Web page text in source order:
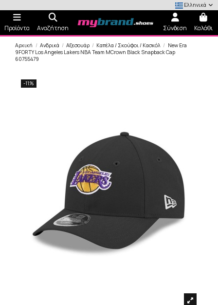
Ελληνικά
Προϊόντα Αναζήτηση Σύνδεση Καλάθι
Αρχική Ανδρικά Αξεσουάρ Καπέλα / Σκούφοι / Κασκόλ
New Era
9FORTY Los Angeles Lakers NBA Team MCrown Black Snapback Cap
60755479
-11%